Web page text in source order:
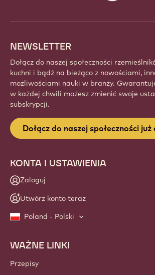
NEWSLETTER
Dołącz do naszej społeczności
kuchni i bądź na bieżąco z nowościami,
możliwościami nauki w branży.
w każdej chwili możesz zmienić swoje
subskrypcji.
Dołącz do naszej społeczności już
KONTA I USTAWIENIA
Zaloguj
Utwórz konto teraz
Poland - Polski
Footer
Callebaut
WAŻNE LINKI
Przepisy